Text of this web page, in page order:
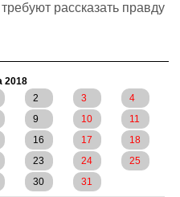
рассказать правду
2018
2 3
4
9 10
11
16 17
18
23 24
25
30 31